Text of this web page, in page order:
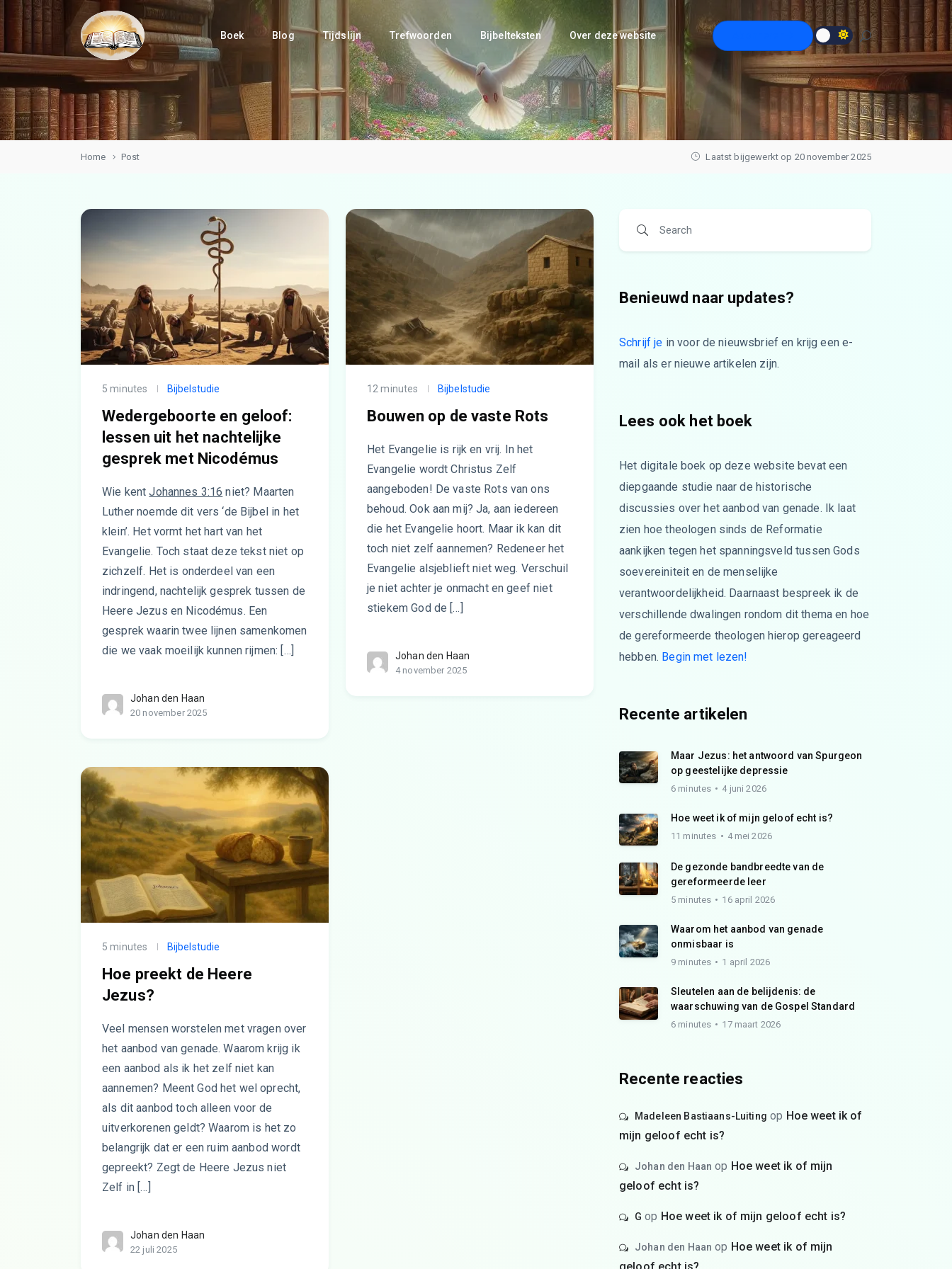
Boek Blog Tijdslijn Trefwoorden Bijbelteksten Over deze website
Home Post Laatst bijgewerkt op 20 november 2025
5 minutes Bijbelstudie
Wedergeboorte en geloof:
lessen uit het nachtelijke
gesprek met Nicodémus
Wie kentJohannes 3:16 niet? Maarten
Luther noemde dit vers ‘de Bijbel in het
klein’. Het vormt het hart van het
Evangelie. Toch staat deze tekst niet op
zichzelf. Het is onderdeel van een
indringend, nachtelijk gesprek tussen de
Heere Jezus en Nicodémus. Een
gesprek waarin twee lijnen samenkomen
die we vaak moeilijk kunnen rijmen: […]
Johan den Haan
20 november 2025
12 minutes Bijbelstudie
Bouwen op de vaste Rots
Het Evangelie is rijk en vrij. In het
Evangelie wordt Christus Zelf
aangeboden! De vaste Rots van ons
behoud. Ook aan mij? Ja, aan iedereen
die het Evangelie hoort. Maar ik kan dit
toch niet zelf aannemen? Redeneer het
Evangelie alsjeblieft niet weg. Verschuil
je niet achter je onmacht en geef niet
stiekem God de […]
Johan den Haan
4 november 2025
5 minutes Bijbelstudie
Hoe preekt de Heere
Jezus?
Veel mensen worstelen met vragen over
het aanbod van genade. Waarom krijg ik
een aanbod als ik het zelf niet kan
aannemen? Meent God het wel oprecht,
als dit aanbod toch alleen voor de
uitverkorenen geldt? Waarom is het zo
belangrijk dat er een ruim aanbod wordt
gepreekt? Zegt de Heere Jezus niet
Zelf in […]
Johan den Haan
22 juli 2025
Benieuwd naar updates?
Schrijf je in voor de nieuwsbrief en krijg een e-
mail als er nieuwe artikelen zijn.
Lees ook het boek
Het digitale boek op deze website bevat een
diepgaande studie naar de historische
discussies over het aanbod van genade. Ik laat
zien hoe theologen sinds de Reformatie
aankijken tegen het spanningsveld tussen Gods
soevereiniteit en de menselijke
verantwoordelijkheid. Daarnaast bespreek ik de
verschillende dwalingen rondom dit thema en hoe
de gereformeerde theologen hierop gereageerd
hebben. Begin met lezen!
Recente artikelen
Maar Jezus: het antwoord van Spurgeon
op geestelijke depressie
6 minutes 4 juni 2026
Hoe weet ik of mijn geloof echt is?
11 minutes 4 mei 2026
De gezonde bandbreedte van de
gereformeerde leer
5 minutes 16 april 2026
Waarom het aanbod van genade
onmisbaar is
9 minutes 1 april 2026
Sleutelen aan de belijdenis: de
waarschuwing van de Gospel Standard
6 minutes 17 maart 2026
Recente reacties
Madeleen Bastiaans-Luiting op Hoe weet ik of
mijn geloof echt is?
Johan den Haan op Hoe weet ik of mijn
geloof echt is?
G op Hoe weet ik of mijn geloof echt is?
Johan den Haan op Hoe weet ik of mijn